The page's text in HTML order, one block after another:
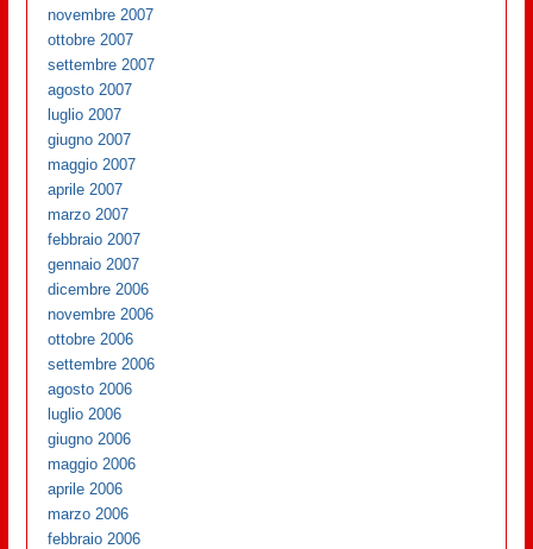
novembre 2007
ottobre 2007
settembre 2007
agosto 2007
luglio 2007
giugno 2007
maggio 2007
aprile 2007
marzo 2007
febbraio 2007
gennaio 2007
dicembre 2006
novembre 2006
ottobre 2006
settembre 2006
agosto 2006
luglio 2006
giugno 2006
maggio 2006
aprile 2006
marzo 2006
febbraio 2006